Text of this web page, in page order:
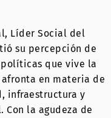
Líder Social del
su percepción de
que vive la
en materia de
infraestructura y
la agudeza de